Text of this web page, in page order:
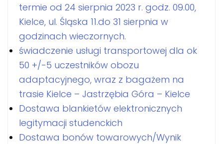
termie od 24 sierpnia 2023 r. godz. 09.00,
Kielce, ul. Śląska 11.do 31 sierpnia w
godzinach wieczornych.
świadczenie usługi transportowej dla ok
50 +/-5 uczestników obozu
adaptacyjnego, wraz z bagażem na
trasie Kielce – Jastrzębia Góra – Kielce
Dostawa blankietów elektronicznych
legitymacji studenckich
Dostawa bonów towarowych/Wynik